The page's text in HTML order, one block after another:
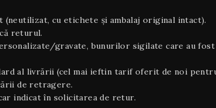
cu etichete și ambalaj original intact).
returul.
gravate, bunurilor sigilate care au
al livrării (cel mai ieftin tarif oferit de noi
de retragere.
indicat în solicitarea de retur.